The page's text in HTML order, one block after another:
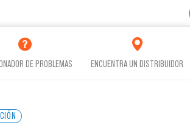
DE PROBLEMAS ENCUENTRA UN DISTRIBUIDOR